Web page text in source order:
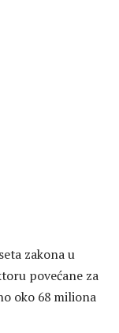
zakona u
povećane za
oko 68 miliona